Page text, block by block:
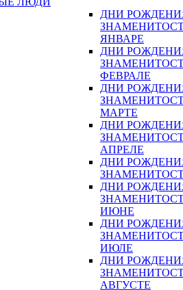
ДНИ
ЯНВАРЕ
ДНИ
ФЕВРАЛЕ
ДНИ
МАРТЕ
ДНИ
АПРЕЛЕ
ДНИ
ДНИ
ИЮНЕ
ДНИ
ИЮЛЕ
ДНИ
АВГУСТЕ